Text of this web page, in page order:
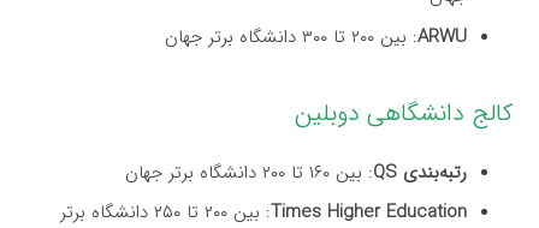
ARWU: بین ۲۰۰ تا ۳۰۰ دانشگاه برتر جهان
کالج دانشگاهی دوبلین
رتبه‌بندی QS
: بین ۱۶۰ تا ۲۰۰ دانشگاه برتر جهان
Times Higher Education
: بین ۲۰۰ تا ۲۵۰ دانشگاه برتر